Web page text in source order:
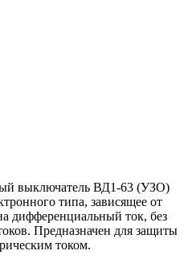
выключатель ВД1-63 (УЗО)
типа, зависящее от
дифференциальный ток, без
Предназначен для защиты
током.